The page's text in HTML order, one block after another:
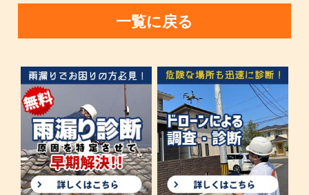
一覧に戻る